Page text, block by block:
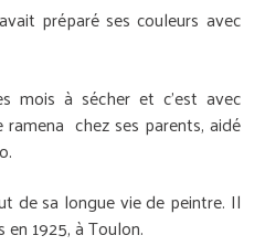
préparé ses couleurs avec
mois à sécher et c’est avec
ramena chez ses parents, aidé
de sa longue vie de peintre. Il
1925, à Toulon.